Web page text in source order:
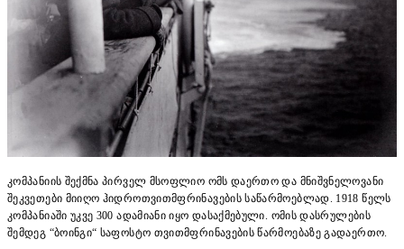
კომპანიის შექმნა პირველ მსოფლიო ომს დაერთო და მნიშვნელოვანი
შეკვეთები მიიღო ჰიდროთვითმფრინავების საწარმოებლად. 1918 წელს
კომპანიაში უკვე 300 ადამიანი იყო დასაქმებული. ომის დასრულების
შემდეგ “ბოინგი“ საფოსტო თვითმფრინავების წარმოებაზე გადაერთო.